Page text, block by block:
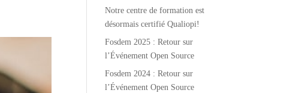
Notre centre de formation est
désormais certifié Qualiopi!
Fosdem 2025 : Retour sur
l’Événement Open Source
Fosdem 2024 : Retour sur
l’Événement Open Source